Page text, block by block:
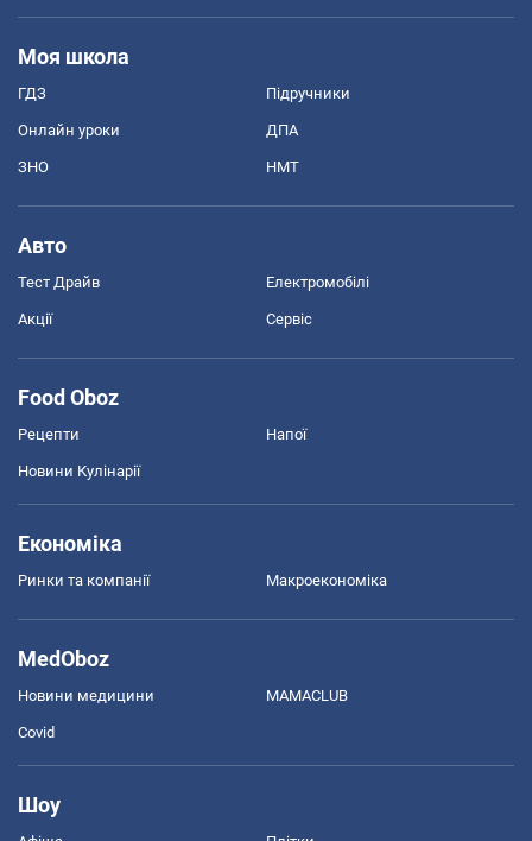
Моя школа
ГДЗ Підручники
Онлайн уроки ДПА
ЗНО НМТ
Авто
Тест Драйв Електромобілі
Акції Сервіс
Food Oboz
Рецепти Напої
Новини Кулінарії
Економіка
Ринки та компанії Макроекономіка
MedOboz
Новини медицини MAMACLUB
Covid
Шоу